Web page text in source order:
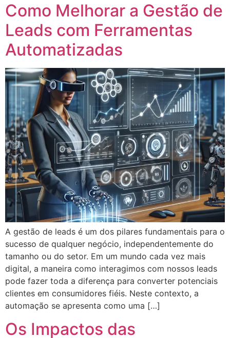
Como Melhorar a Gestão de
Leads com Ferramentas
Automatizadas
A gestão de leads é um dos pilares fundamentais para o
sucesso de qualquer negócio, independentemente do
tamanho ou do setor. Em um mundo cada vez mais
digital, a maneira como interagimos com nossos leads
pode fazer toda a diferença para converter potenciais
clientes em consumidores fiéis. Neste contexto, a
automação se apresenta como uma […]
Os Impactos das